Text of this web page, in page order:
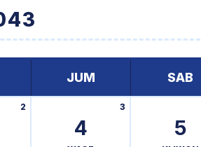
JUM SAB
2
4
3
5